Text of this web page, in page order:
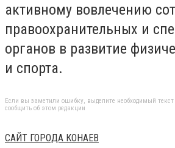
активному вовлечению
правоохранительных и
органов в развитие
и спорта.
Если вы заметили ошибку, выделите необходимый
сообщить об этом редакции
САЙТ ГОРОДА КОНАЕВ